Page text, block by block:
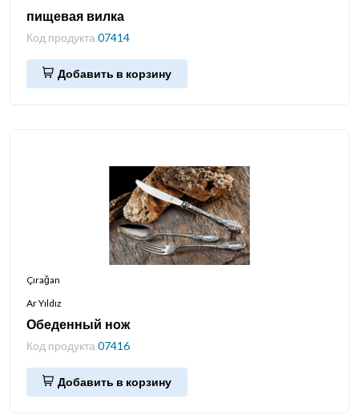
пищевая вилка
Код продукта 07414
Добавить в корзину
Çırağan
Ar Yıldız
Обеденный нож
Код продукта 07416
Добавить в корзину